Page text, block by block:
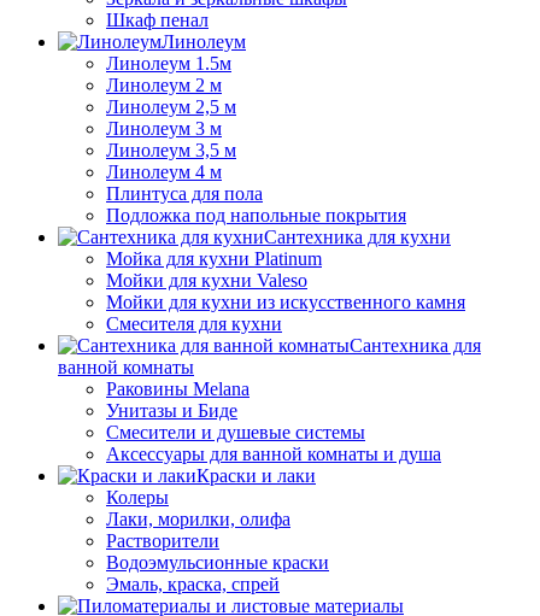
Шкаф пенал
Линолеум
Линолеум 1.5м
Линолеум 2 м
Линолеум 2,5 м
Линолеум 3 м
Линолеум 3,5 м
Линолеум 4 м
Плинтуса для пола
Подложка под напольные покрытия
Сантехника для кухни
Мойка для кухни Platinum
Мойки для кухни Valeso
Мойки для кухни из искусственного камня
Смесителя для кухни
Сантехника для
ванной комнаты
Раковины Melana
Унитазы и Биде
Смесители и душевые системы
Аксессуары для ванной комнаты и душа
Краски и лаки
Колеры
Лаки, морилки, олифа
Растворители
Водоэмульсионные краски
Эмаль, краска, спрей